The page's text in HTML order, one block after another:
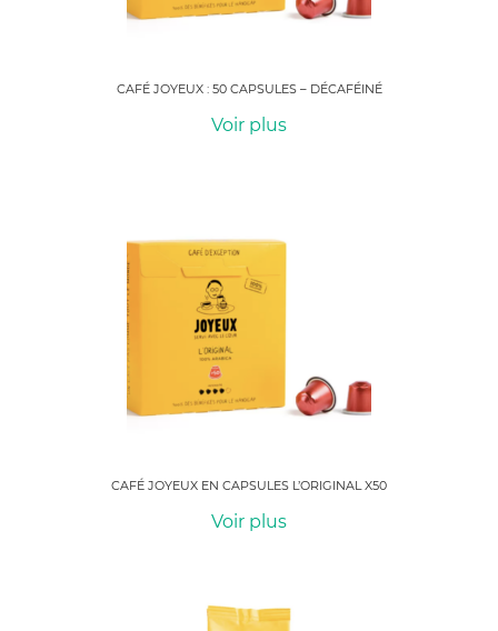
CAFÉ JOYEUX : 50 CAPSULES – DÉCAFÉINÉ
Voir plus
CAFÉ JOYEUX EN CAPSULES L’ORIGINAL X50
Voir plus